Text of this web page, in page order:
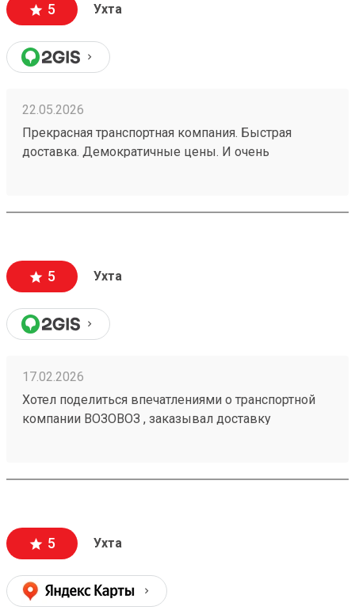
5 Ухта
22.05.2026
Прекрасная транспортная компания. Быстрая
доставка. Демократичные цены. И очень
другую ТК. Заказ 260453219
5 Ухта
17.02.2026
Хотел поделиться впечатлениями о транспортной
компании ВОЗОВОЗ , заказывал доставку
других ТК. СПАСИБО!!! Заказ 250108748
5 Ухта